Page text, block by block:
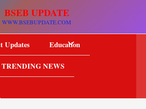
BSEB UPDATE
WWW.BSEBUPDATE.COM
Updates Education
TRENDING NEWS